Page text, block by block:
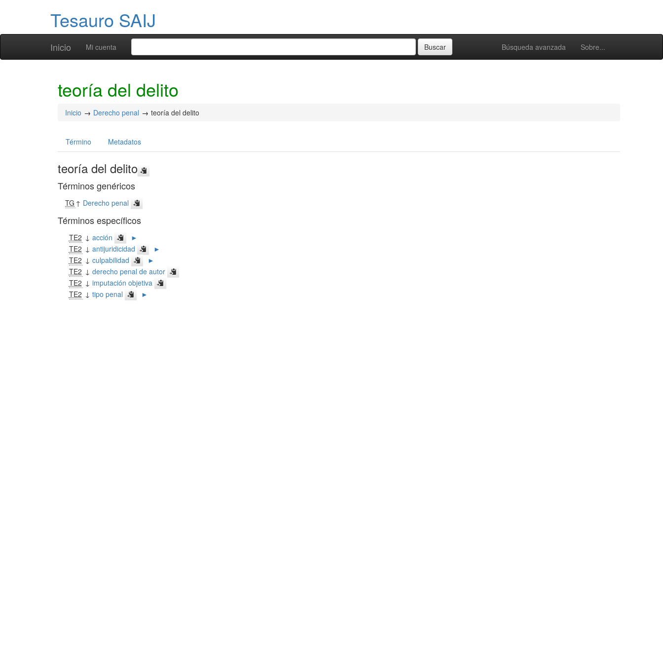
Tesauro SAIJ
Inicio Búsqueda avanzada Sobre...
Mi cuenta
teoría del delito
Inicio Derecho penal teoría del delito
Término Metadatos
teoría del delito
Términos genéricos
TG ↑ Derecho penal
Términos específicos
TE2 ↓ acción
►
TE2 ↓ antijuridicidad
►
TE2 ↓ culpabilidad
►
TE2 ↓ derecho penal de autor
TE2 ↓ imputación objetiva
TE2 ↓ tipo penal ►